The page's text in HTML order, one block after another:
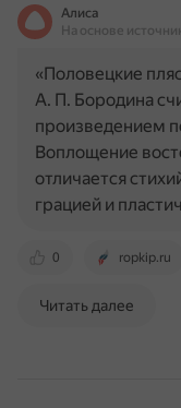
Алиса
На основе
0 ropkip.ru
«Половецкие
А. П. Бородина
произведением
Воплощение
отличается
грацией и
Читать далее